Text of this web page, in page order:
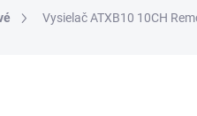
Vysielač ATXB10 10CH